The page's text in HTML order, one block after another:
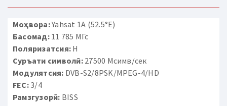
Моҳвора:Yahsat 1A (52.5°E)
Басомад:11 785 МГс
Поляризатсия: H
Суръати символӣ:27500 Мсимв/сек
Модулятсия: DVB-S2/8PSK/MPEG-4/HD
FEC:3/4
Рамзгузорӣ: BISS